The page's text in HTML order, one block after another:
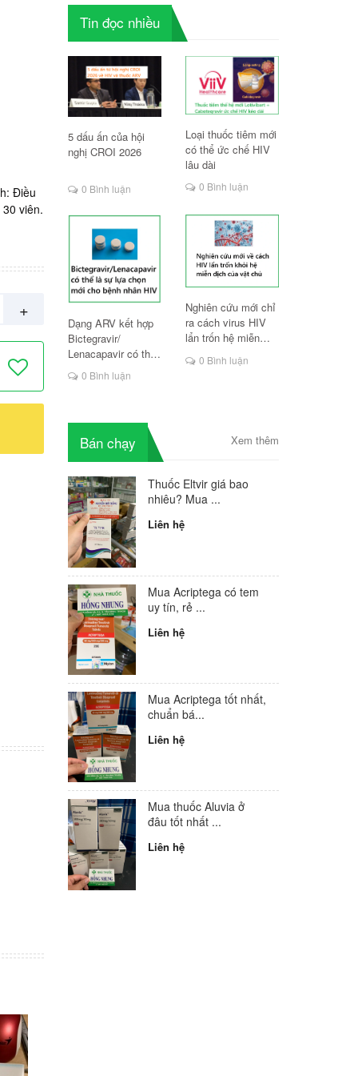
Điều
viên.
+
Tin đọc nhiều
5 dấu ấn của hội
nghị CROI 2026
0 Bình luận
Loại thuốc tiêm mới
có thể ức chế HIV
lâu dài
0 Bình luận
Dạng ARV kết hợp
Bictegravir/
Lenacapavir có thể
là lựa chọn mới cho
người HIV
0 Bình luận
Nghiên cứu mới chỉ
ra cách virus HIV
lẩn trốn hệ miễn
0 Bình luận
Bán chạy Xem thêm
Thuốc Eltvir giá bao
nhiêu? Mua ...
Liên hệ
Mua Acriptega có tem
uy tín, rẻ ...
Liên hệ
Mua Acriptega tốt nhất,
chuẩn bá...
Liên hệ
Mua thuốc Aluvia ở
đâu tốt nhất ...
Liên hệ